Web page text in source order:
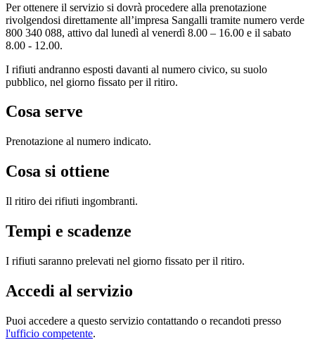
Per ottenere il servizio si dovrà procedere alla prenotazione
rivolgendosi direttamente all’impresa Sangalli tramite numero verde
800 340 088, attivo dal lunedì al venerdì 8.00 – 16.00 e il sabato
8.00 - 12.00.
I rifiuti andranno esposti davanti al numero civico, su suolo
pubblico, nel giorno fissato per il ritiro.
Cosa serve
Prenotazione al numero indicato.
Cosa si ottiene
Il ritiro dei rifiuti ingombranti.
Tempi e scadenze
I rifiuti saranno prelevati nel giorno fissato per il ritiro.
Accedi al servizio
Puoi accedere a questo servizio contattando o recandoti presso
l'ufficio competente.